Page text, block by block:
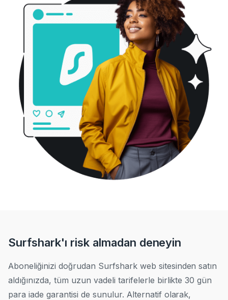
Surfshark'ı risk almadan deneyin
Aboneliğinizi doğrudan Surfshark web sitesinden satın
aldığınızda, tüm uzun vadeli tarifelerle birlikte 30 gün
para iade garantisi de sunulur. Alternatif olarak,